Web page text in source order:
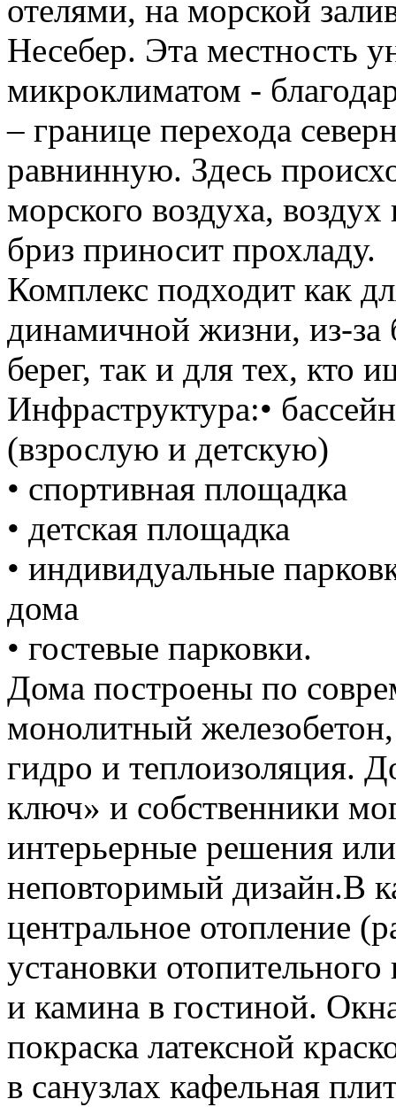
отелями, на морской
Несебер. Эта местность
микроклиматом -
– границе перехода
равнинную. Здесь
морского воздуха,
бриз приносит прохладу.
Комплекс подходит как
динамичной жизни, из-за
берег, так и для тех, кто
Инфраструктура:•
(взрослую и детскую)
• спортивная площадка
• детская площадка
• индивидуальные
дома
• гостевые парковки.
Дома построены по
монолитный
гидро и теплоизоляция.
ключ» и собственники
интерьерные решения
неповторимый дизайн.В
центральное отопление
установки
и камина в гостиной.
покраска латексной
в санузлах кафельная